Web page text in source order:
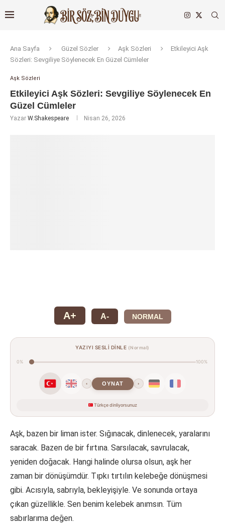
Ana Sayfa Güzel Sözler Aşk Sözleri
Etkileyici Aşk
Sözleri: Sevgiliye Söylenecek En Güzel Cümleler
Aşk Sözleri
Etkileyici Aşk Sözleri: Sevgiliye Söylenecek En
Güzel Cümleler
Yazar W.Shakespeare Nisan 26, 2026
A+ A- NORMAL
YAZIYI SESLİ DİNLE (Normal)
0% 100%
‹ OYNAT ›
Türkçe dinliyorsunuz
Aşk, bazen bir liman ister. Sığınacak, dinlenecek, yaralarını
saracak. Bazen de bir fırtına. Sarsılacak, savrulacak,
yeniden doğacak. Hangi halinde olursa olsun, aşk her
zaman bir dönüşümdür. Tıpkı tırtılın kelebeğe dönüşmesi
gibi. Acısıyla, sabrıyla, bekleyişiyle. Ve sonunda ortaya
çıkan güzellikle. Sen benim kelebek anımsın. Tüm
sabırlarıma değen.